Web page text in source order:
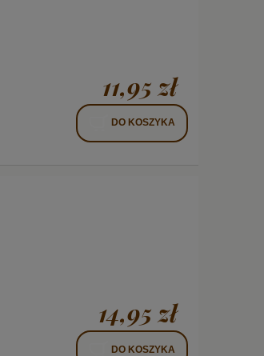
11,95 zł
DO KOSZYKA
14,95 zł
DO KOSZYKA